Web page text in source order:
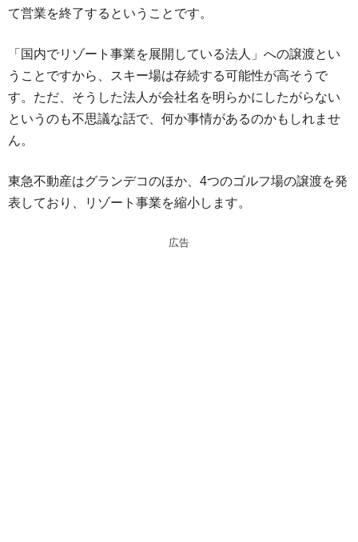
て営業を終了するということです。
「国内でリゾート事業を展開している法人」への譲渡とい
うことですから、スキー場は存続する可能性が高そうで
す。ただ、そうした法人が会社名を明らかにしたがらない
というのも不思議な話で、何か事情があるのかもしれませ
ん。
東急不動産はグランデコのほか、4つのゴルフ場の譲渡を発
表しており、リゾート事業を縮小します。
広告